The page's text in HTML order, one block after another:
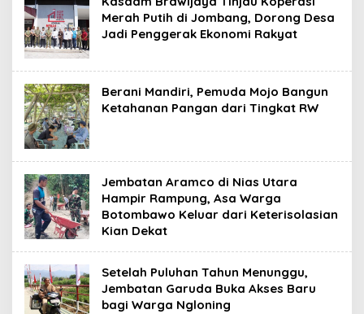
Merah Putih di Jombang, Dorong Desa
Jadi Penggerak Ekonomi Rakyat
Berani Mandiri, Pemuda Mojo Bangun
Ketahanan Pangan dari Tingkat RW
Jembatan Aramco di Nias Utara
Hampir Rampung, Asa Warga
Botombawo Keluar dari Keterisolasian
Kian Dekat
Setelah Puluhan Tahun Menunggu,
Jembatan Garuda Buka Akses Baru
bagi Warga Ngloning